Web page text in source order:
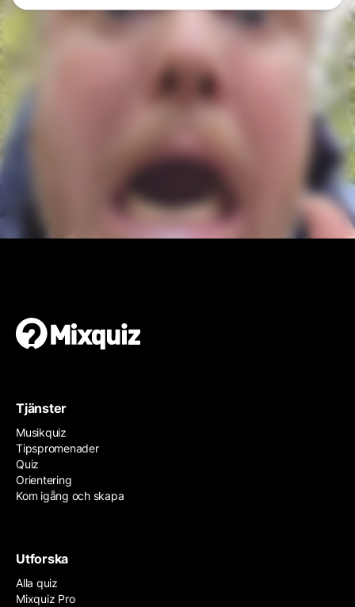
Tjänster
Musikquiz
Tipspromenader
Quiz
Orientering
Kom igång och skapa
Utforska
Alla quiz
Mixquiz Pro